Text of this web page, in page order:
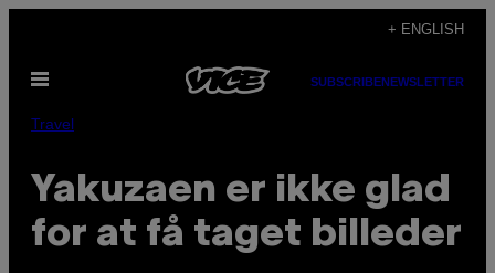
content
+ ENGLISH
Open
SUBSCRIBENEWSLETTER
Travel
Yakuzaen er ikke glad
for at få taget billeder